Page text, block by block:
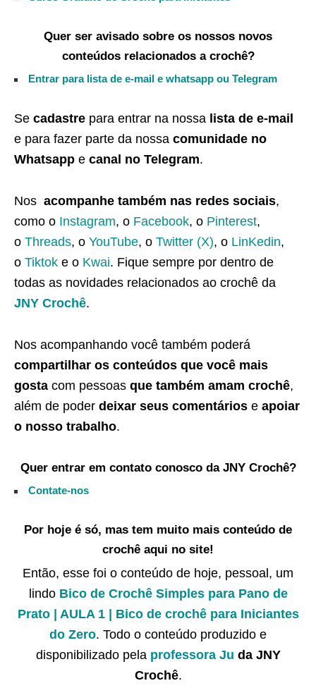
Quer ser avisado sobre os nossos novos
conteúdos relacionados a crochê?
Entrar para lista de e-mail e whatsapp ou Telegram
Se cadastre para entrar na nossa lista de e-mail
e para fazer parte da nossa comunidade no
Whatsapp e canal no Telegram.
Nos acompanhe também nas redes sociais,
como o Instagram, o Facebook, o Pinterest,
o Threads, o YouTube, o Twitter (X), o LinKedin,
o Tiktok e o Kwai. Fique sempre por dentro de
todas as novidades relacionados ao crochê da
JNY Crochê.
Nos acompanhando você também poderá
compartilhar os conteúdos que você mais
gosta com pessoas que também amam crochê,
além de poder deixar seus comentários e apoiar
o nosso trabalho.
Quer entrar em contato conosco da JNY Crochê?
Contate-nos
Por hoje é só, mas tem muito mais conteúdo de
crochê aqui no site!
Então, esse foi o conteúdo de hoje, pessoal, um
lindo Bico de Crochê Simples para Pano de
Prato | AULA 1 | Bico de crochê para Iniciantes
do Zero. Todo o conteúdo produzido e
disponibilizado pela professora Ju da JNY
Crochê.